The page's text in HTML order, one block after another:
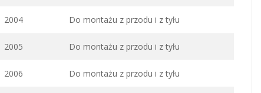
2004 Do montażu z przodu i z tyłu
2005 Do montażu z przodu i z tyłu
2006 Do montażu z przodu i z tyłu